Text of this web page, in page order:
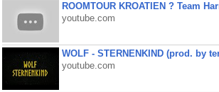
ROOMTOUR KROATIEN ? Team
youtube.com
WOLF - STERNENKIND (prod. by
youtube.com